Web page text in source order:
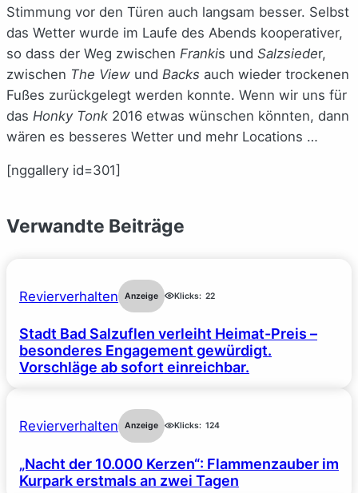
Stimmung vor den Türen auch langsam besser. Selbst
das Wetter wurde im Laufe des Abends kooperativer,
so dass der Weg zwischen Frankis und Salzsieder,
zwischen The View und Backs auch wieder trockenen
Fußes zurückgelegt werden konnte. Wenn wir uns für
das Honky Tonk 2016 etwas wünschen könnten, dann
wären es besseres Wetter und mehr Locations …
[nggallery id=301]
Verwandte Beiträge
Revierverhalten Anzeige Klicks: 22
Stadt Bad Salzuflen verleiht Heimat-Preis –
besonderes Engagement gewürdigt.
Vorschläge ab sofort einreichbar.
Revierverhalten Anzeige Klicks: 124
„Nacht der 10.000 Kerzen“: Flammenzauber im
Kurpark erstmals an zwei Tagen